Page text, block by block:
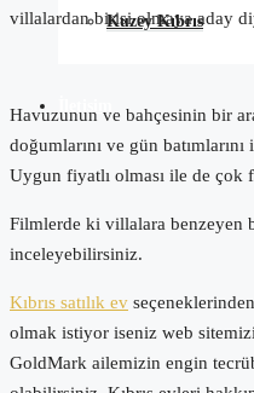
Kuzey Kıbrıs
villalardan birisi olmaya aday
Havuzunun ve bahçesinin bir
doğumlarını ve gün
Uygun fiyatlı olması ile de çok
Filmlerde ki villalara benzeyen
inceleyebilirsiniz.
Kıbrıs satılık ev
olmak istiyor iseniz web
GoldMark ailemizin engin